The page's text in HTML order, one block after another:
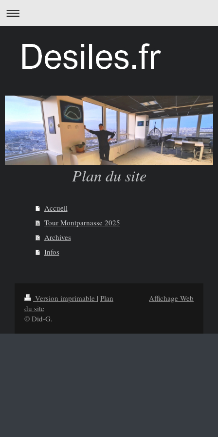
Plan du site
Accueil
Tour Montparnasse 2025
Archives
Infos
Version imprimable | Plan
du site
© Did-G.
Affichage Web